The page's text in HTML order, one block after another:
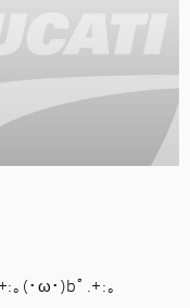
｡(･ω･)bﾟ.+:｡